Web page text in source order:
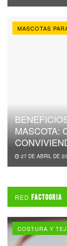
MASCOTAS
MASCOTA:
27 DE ABRIL DE
RED FACTOORIA
COSTURA Y